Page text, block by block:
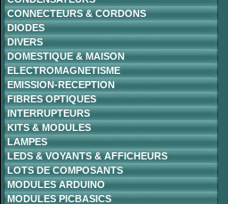
CONNECTEURS & CORDONS
DIODES
DIVERS
DOMESTIQUE & MAISON
ELECTROMAGNETISME
EMISSION-RECEPTION
FIBRES OPTIQUES
INTERRUPTEURS
KITS & MODULES
LAMPES
LEDS & VOYANTS & AFFICHEURS
LOTS DE COMPOSANTS
MODULES ARDUINO
MODULES PICBASICS